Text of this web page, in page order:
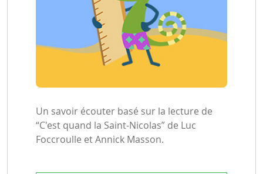
Un savoir écouter basé sur la lecture de
“C'est quand la Saint-Nicolas” de Luc
Foccroulle et Annick Masson.